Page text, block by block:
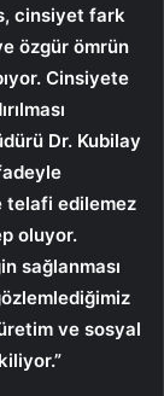
cinsiyet fark
özgür ömrün
Cinsiyete
Dr. Kubilay
telafi edilemez
oluyor.
sağlanması
ve sosyal